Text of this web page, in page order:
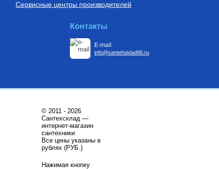
Бойлеры (водонагреватели
Водонагреватель косвенного
нагрева напольный из
нержавеющей стали STINOX F
200 л., арт.: 805F0020
Установки канализационные
33 170
Трубы из сшитого полиэтилена
полиэтилена с барьерным
Сервисные центры производителей
Контакты
E-mail
info@santehsklad96.ru
© 2011 - 2026
Сантехсклад —
интернет-магазин
сантехники
Все цены указаны в
рублях (РУБ.)
Нажимая кнопку